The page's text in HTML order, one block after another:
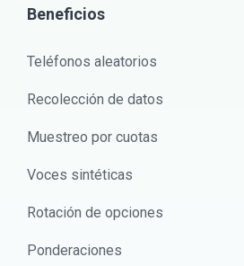
Beneficios
Teléfonos aleatorios
Recolección de datos
Muestreo por cuotas
Voces sintéticas
Rotación de opciones
Ponderaciones